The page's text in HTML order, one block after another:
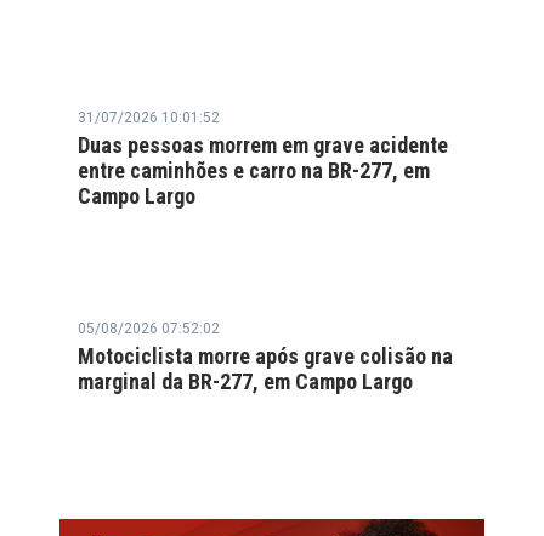
31/07/2026 10:01:52
Duas pessoas morrem em grave acidente
entre caminhões e carro na BR-277, em
Campo Largo
05/08/2026 07:52:02
Motociclista morre após grave colisão na
marginal da BR-277, em Campo Largo